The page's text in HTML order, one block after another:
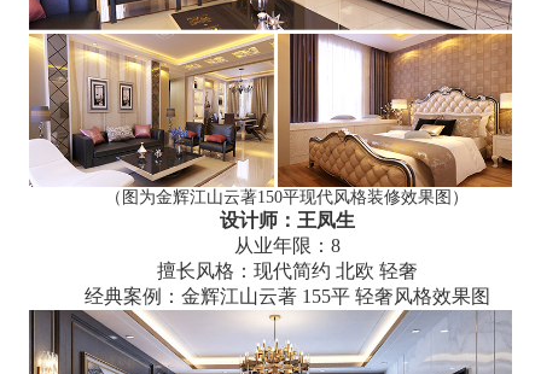
（图为金辉江山云著150平现代风格装修效果图）
设计师：王凤生
从业年限：8
擅长风格：现代简约 北欧 轻奢
经典案例：金辉江山云著 155平 轻奢风格效果图